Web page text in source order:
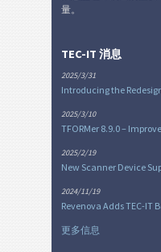
量。
TEC-IT 消息
2025/3/31
Introducing the
2025/3/10
TFORMer 8.9.0 –
2025/2/19
New Scanner Device
2024/11/19
Revenova Adds TEC-IT
更多信息